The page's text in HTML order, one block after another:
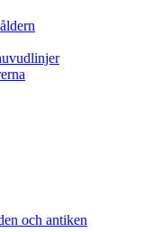
och antiken